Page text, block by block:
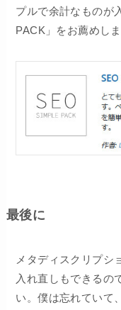
プルで余計なものが
PACK」をお薦めしま
最後に
メタディスクリプシ
入れ直しもできるの
い。僕は忘れていて